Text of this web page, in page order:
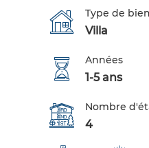
Type de bien
Villa
Années
1-5 ans
Nombre
4